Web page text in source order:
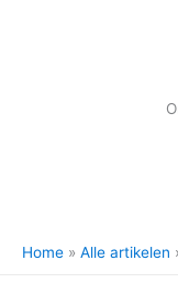
Home Alle artikelen